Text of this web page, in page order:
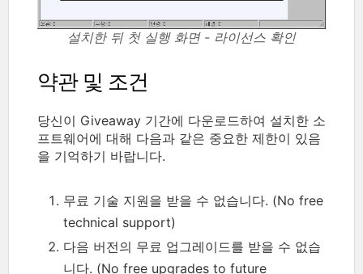
설치한 뒤 첫 실행 화면 - 라이선스 확인
약관 및 조건
당신이 Giveaway 기간에 다운로드하여 설치한 소
프트웨어에 대해 다음과 같은 중요한 제한이 있음
을 기억하기 바랍니다.
무료 기술 지원을 받을 수 없습니다. (No free
technical support)
다음 버전의 무료 업그레이드를 받을 수 없습
니다. (No free upgrades to future